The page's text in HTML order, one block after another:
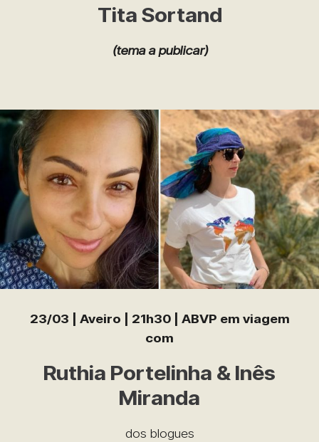
Tita Sortand
(tema a publicar)
23/03 | Aveiro | 21h30 | ABVP em viagem
com
Ruthia Portelinha & Inês
Miranda
dos blogues